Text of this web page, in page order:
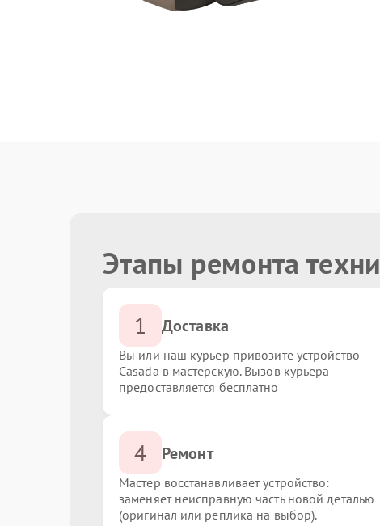
Этапы ремонта
1 Доставка
Вы или наш курьер привозите устройство
Casada в мастерскую. Вызов курьера
предоставляется бесплатно
4 Ремонт
Мастер восстанавливает устройство:
заменяет неисправную часть новой деталью
(оригинал или реплика на выбор).